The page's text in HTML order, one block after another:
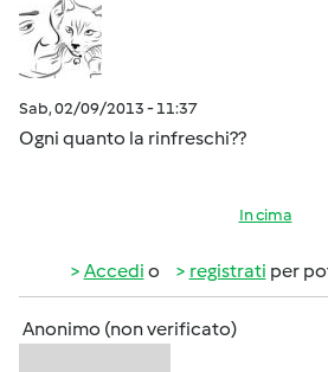
Sab, 02/09/2013 - 11:37
Ogni quanto la rinfreschi??
In cima
Accedi o registrati per
Anonimo (non verificato)